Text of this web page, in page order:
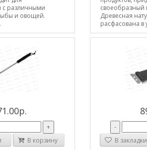
с различными
и овощей.
своеобразный
Древесная
расфасована в
+
В корзину
-
В закладки